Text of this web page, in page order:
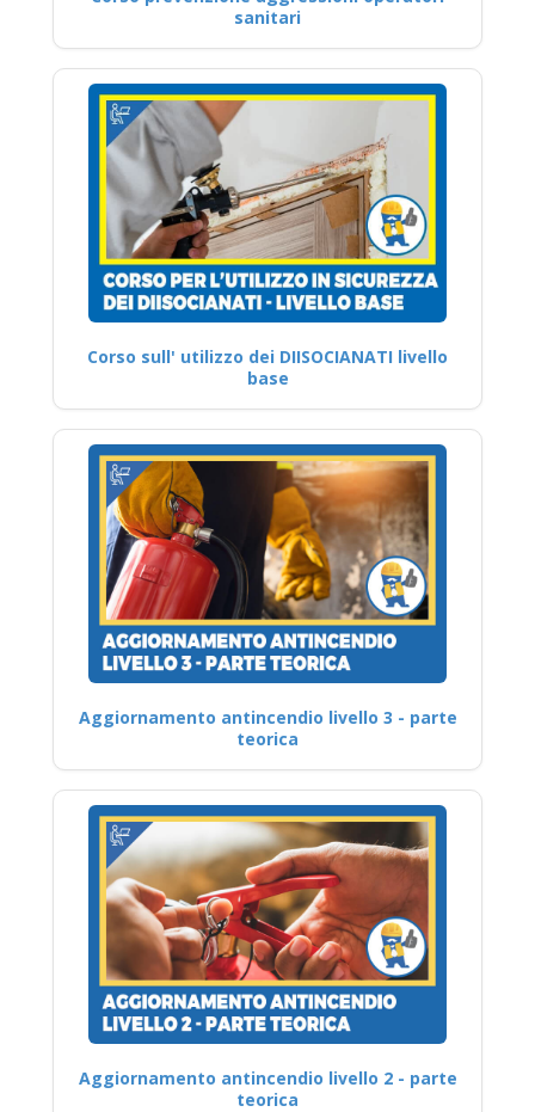
sanitari
Corso sull' utilizzo dei DIISOCIANATI livello
base
Aggiornamento antincendio livello 3 - parte
teorica
Aggiornamento antincendio livello 2 - parte
teorica